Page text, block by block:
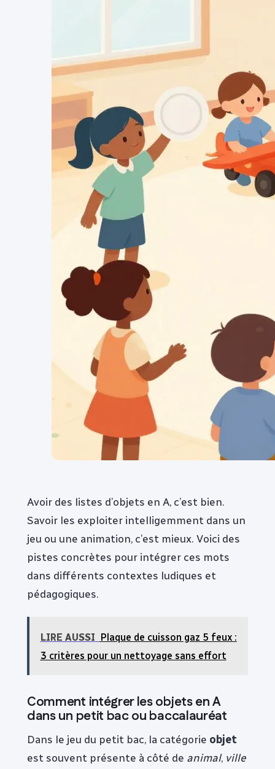
Avoir des listes d’objets en A, c’est bien.
Savoir les exploiter intelligemment dans un
jeu ou une animation, c’est mieux. Voici des
pistes concrètes pour intégrer ces mots
dans différents contextes ludiques et
pédagogiques.
LIRE AUSSI Plaque de cuisson gaz 5 feux :
3 critères pour un nettoyage sans effort
Comment intégrer les objets en A
dans un petit bac ou baccalauréat
Dans le jeu du petit bac, la catégorie objet
est souvent présente à côté de animal, ville